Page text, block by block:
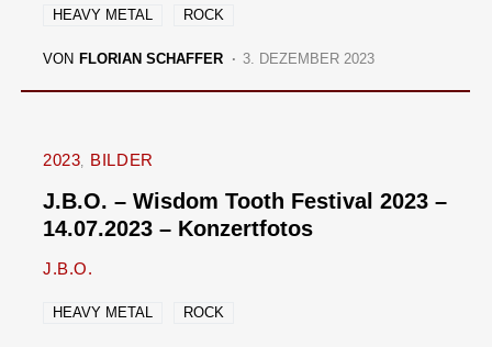
HEAVY METAL ROCK
VON FLORIAN SCHAFFER 3. DEZEMBER 2023
2023 BILDER
J.B.O. – Wisdom Tooth Festival 2023 –
14.07.2023 – Konzertfotos
J.B.O.
HEAVY METAL ROCK